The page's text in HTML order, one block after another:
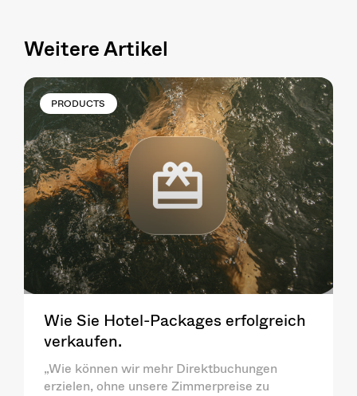
Weitere Artikel
PRODUCTS
Wie Sie Hotel-Packages erfolgreich
verkaufen.
„Wie können wir mehr Direktbuchungen
erzielen, ohne unsere Zimmerpreise zu